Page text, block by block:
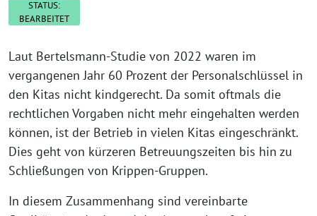
STATUS:
BEARBEITET
Laut Bertelsmann-Studie von 2022 waren im
vergangenen Jahr 60 Prozent der Personalschlüssel in
den Kitas nicht kindgerecht. Da somit oftmals die
rechtlichen Vorgaben nicht mehr eingehalten werden
können, ist der Betrieb in vielen Kitas eingeschränkt.
Dies geht von kürzeren Betreuungszeiten bis hin zu
Schließungen von Krippen-Gruppen.
In diesem Zusammenhang sind vereinbarte